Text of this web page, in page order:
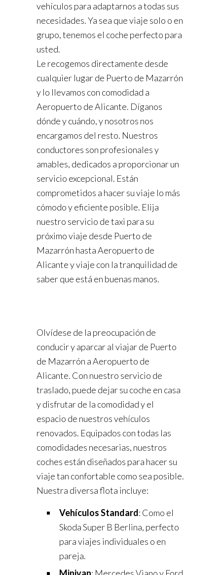
vehículos para adaptarnos a todas sus
necesidades. Ya sea que viaje solo o en
grupo, tenemos el coche perfecto para
usted.
Le recogemos directamente desde
cualquier lugar de Puerto de Mazarrón
y lo llevamos con comodidad a
Aeropuerto de Alicante. Díganos
dónde y cuándo, y nosotros nos
encargamos del resto. Nuestros
conductores son profesionales y
amables, dedicados a proporcionar un
servicio excepcional. Están
comprometidos a hacer su viaje lo más
cómodo y eficiente posible. Elija
nuestro servicio de taxi para su
próximo viaje desde Puerto de
Mazarrón hasta Aeropuerto de
Alicante y viaje con la tranquilidad de
saber que está en buenas manos.
Olvídese de la preocupación de
conducir y aparcar al viajar de Puerto
de Mazarrón a Aeropuerto de
Alicante. Con nuestro servicio de
traslado, puede dejar su coche en casa
y disfrutar de la comodidad y el
espacio de nuestros vehículos
renovados. Equipados con todas las
comodidades necesarias, nuestros
coches están diseñados para hacer su
viaje tan confortable como sea posible.
Nuestra diversa flota incluye:
Vehículos Standard: Como el
Skoda Super B Berlina, perfecto
para viajes individuales o en
pareja.